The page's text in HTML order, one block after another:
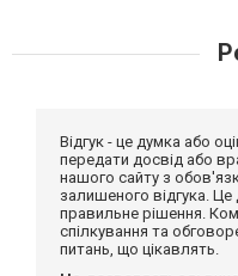
Відгук - це думка або
передати досвід або
нашого сайту з
залишеного відгука.
правильне рішення.
спілкування та
питань, що цікавлять.